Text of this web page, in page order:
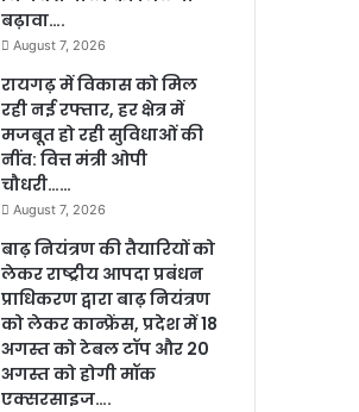
बढ़ावा….
August 7, 2026
रायगढ़ में विकास को मिल
रही नई रफ्तार, हर क्षेत्र में
मजबूत हो रही सुविधाओं की
नींव: वित्त मंत्री ओपी
चौधरी……
August 7, 2026
बाढ़ नियंत्रण की तैयारियों को
लेकर राष्ट्रीय आपदा प्रबंधन
प्राधिकरण द्वारा बाढ़ नियंत्रण
को लेकर कान्फ्रेंस, प्रदेश में 18
अगस्त को टेबल टॉप और 20
अगस्त को होगी मॉक
एक्सरसाइज….